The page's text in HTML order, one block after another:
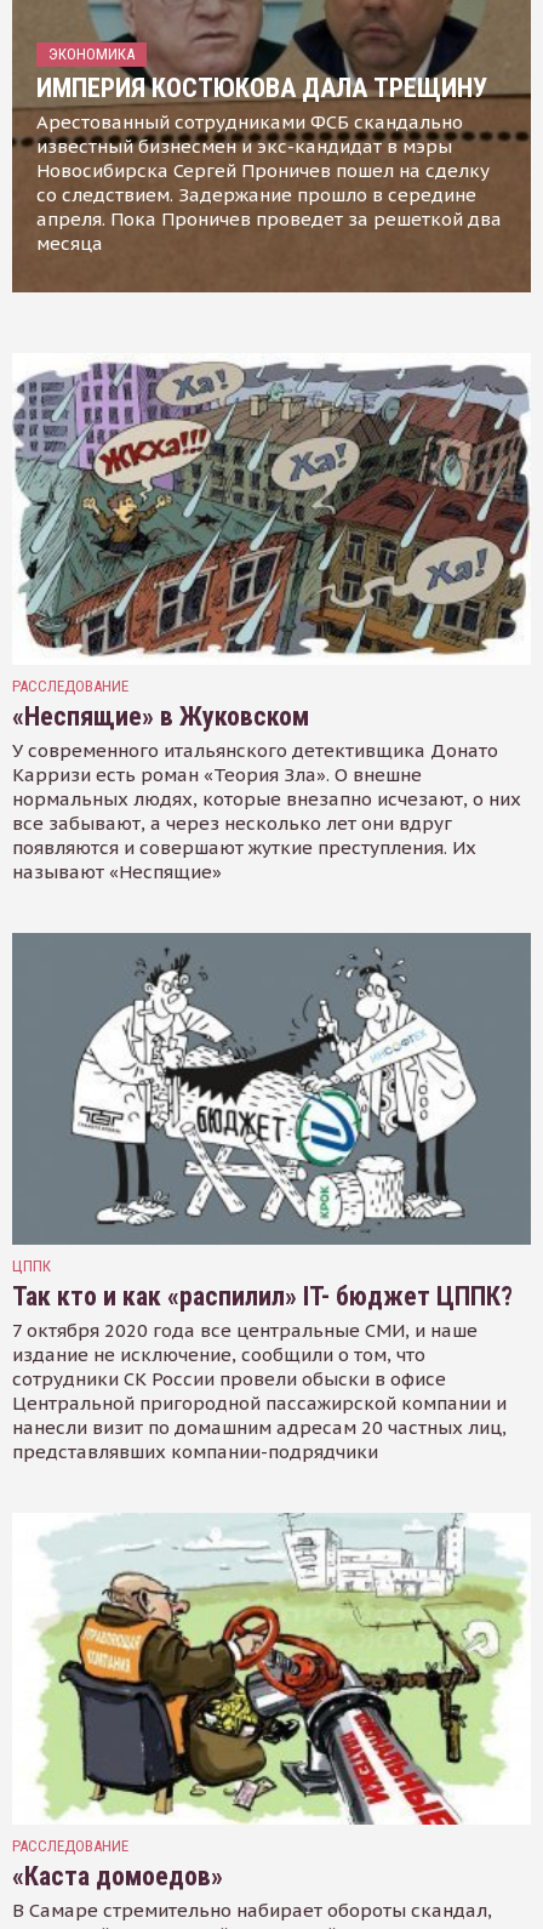
ЭКОНОМИКА
ИМПЕРИЯ КОСТЮКОВА ДАЛА ТРЕЩИНУ
Арестованный сотрудниками ФСБ скандально
известный бизнесмен и экс-кандидат в мэры
Новосибирска Сергей Проничев пошел на сделку
со следствием. Задержание прошло в середине
апреля. Пока Проничев проведет за решеткой два
месяца
РАССЛЕДОВАНИЕ
«Неспящие» в Жуковском
У современного итальянского детективщика Донато
Карризи есть роман «Теория Зла». О внешне
нормальных людях, которые внезапно исчезают, о них
все забывают, а через несколько лет они вдруг
появляются и совершают жуткие преступления. Их
называют «Неспящие»
ЦППК
Так кто и как «распилил» IT- бюджет ЦППК?
7 октября 2020 года все центральные СМИ, и наше
издание не исключение, сообщили о том, что
сотрудники СК России провели обыски в офисе
Центральной пригородной пассажирской компании и
нанесли визит по домашним адресам 20 частных лиц,
представлявших компании-подрядчики
РАССЛЕДОВАНИЕ
«Каста домоедов»
В Самаре стремительно набирает обороты скандал,